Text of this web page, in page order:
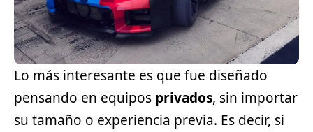
Lo más interesante es que fue diseñado
pensando en equipos privados, sin importar
su tamaño o experiencia previa. Es decir, si